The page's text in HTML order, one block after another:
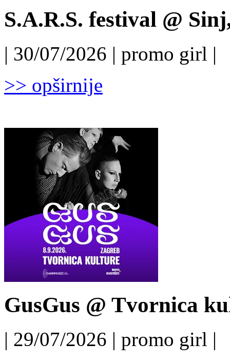
S.A.R.S. festival @
| 30/07/2026 | promo girl |
>> opširnije
GusGus @ Tvornica
| 29/07/2026 | promo girl |